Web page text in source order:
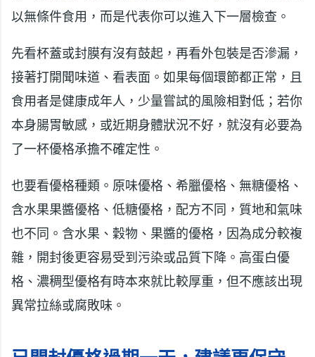
以無條件食用，而是代表你可以進入下一層檢查。
先看杯蓋或封膜有沒有鼓起，再看外包裝是否滲漏，
接著打開聞味道、看表面。如果每個環節都正常，且
食用者是健康成年人，少量嘗試的風險相對低；若你
本身腸胃敏感，或近期身體狀況不好，就沒有必要為
了一杯優格承擔不確定性。
也要看優格種類。原味優格、希臘優格、無糖優格、
含水果果醬優格、低糖優格，配方不同，質地和氣味
也不同。含水果、穀物、果醬的優格，因為成分較複
雜，開封後更容易受到污染或品質下降。高蛋白優
格、濃稠型優格有時本來就比較厚重，但不應該出現
異常拉絲或腐敗味。